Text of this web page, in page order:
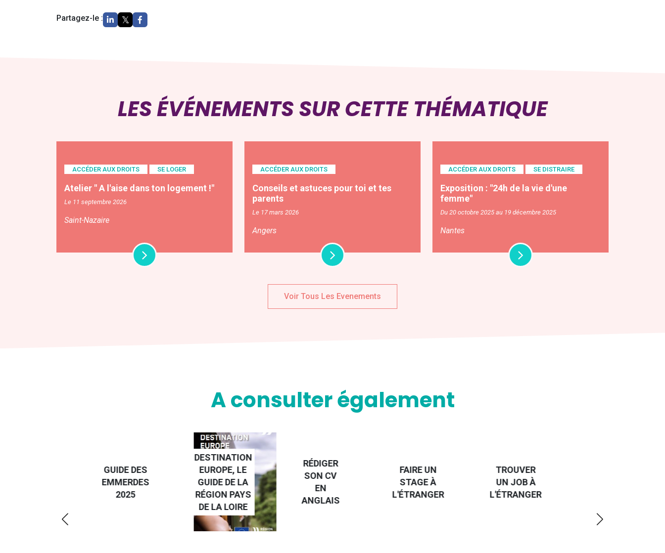
Partagez-le :
LES ÉVÉNEMENTS SUR CETTE THÉMATIQUE
ACCÉDER AUX DROITS SE LOGER
Atelier " A l'aise dans ton logement !"
Le 11 septembre 2026
Saint-Nazaire
ACCÉDER AUX DROITS
Conseils et astuces pour toi et tes
parents
Le 17 mars 2026
Angers
ACCÉDER AUX DROITS SE DISTRAIRE
Exposition : "24h de la vie d'une
femme"
Du 20 octobre 2025 au 19 décembre 2025
Nantes
Voir Tous Les Evenements
A consulter également
GUIDE DES
EMMERDES
2025
DESTINATION
EUROPE, LE
GUIDE DE LA
RÉGION PAYS
DE LA LOIRE
RÉDIGER
SON CV
EN
ANGLAIS
FAIRE UN
STAGE À
L'ÉTRANGER
TROUVER
UN JOB À
L'ÉTRANGER